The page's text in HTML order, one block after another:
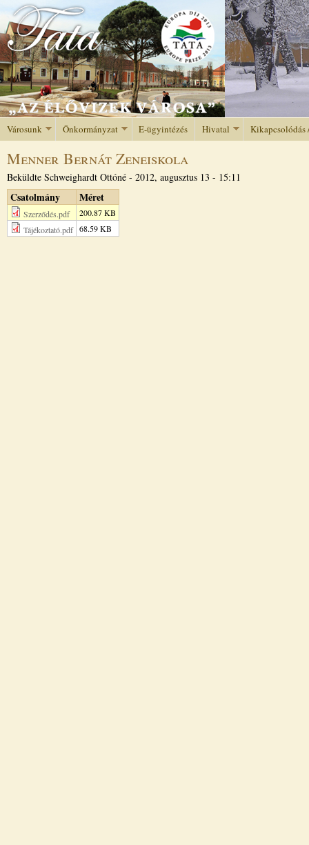
Jump to navigation
Városunk Önkormányzat E-ügyintézés Hivatal Kikapcsolódás
Menner Bernát Zeneiskola
Beküldte Schweighardt Ottóné - 2012, augusztus 13 - 15:11
Csatolmány Méret
Szerződés.pdf
200.87 KB
Tájékoztató.pdf 68.59 KB